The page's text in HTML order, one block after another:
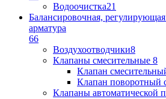
Водоочистка21
Балансировочная,
арматура
66
Воздухоотводчики8
Клапаны cмесительные 8
Клапан
Клапан поворотный
Клапаны автоматической